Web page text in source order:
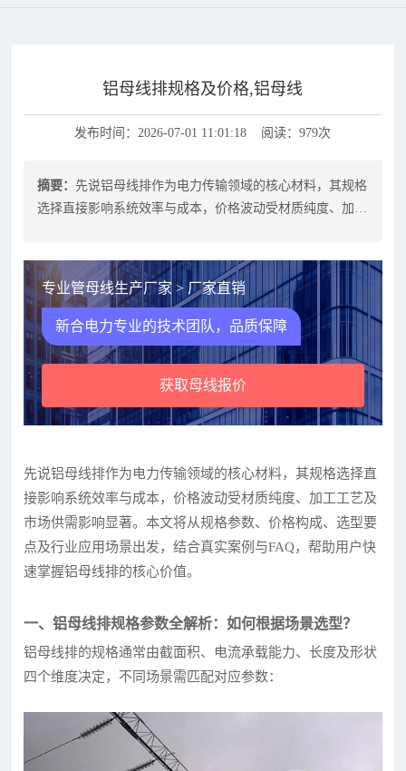
铝母线排规格及价格,铝母线
发布时间：2026-07-01 11:01:18 阅读：979次
摘要：先说铝母线排作为电力传输领域的核心材料，其规格
选择直接影响系统效率与成本，价格波动受材质纯度、加工
专业管母线生产厂家 > 厂家直销
新合电力专业的技术团队，品质保障
获取母线报价
先说铝母线排作为电力传输领域的核心材料，其规格选择直
接影响系统效率与成本，价格波动受材质纯度、加工工艺及
市场供需影响显著。本文将从规格参数、价格构成、选型要
点及行业应用场景出发，结合真实案例与FAQ，帮助用户快
速掌握铝母线排的核心价值。
一、铝母线排规格参数全解析：如何根据场景选型？
铝母线排的规格通常由截面积、电流承载能力、长度及形状
四个维度决定，不同场景需匹配对应参数：